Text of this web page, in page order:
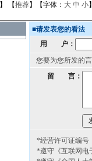
】 【推荐】【字体： 大 中 小
■请发表您的看法
用 户：
您要为您所发的
留 言：
*经营许可证编号
*遵守《互联网电